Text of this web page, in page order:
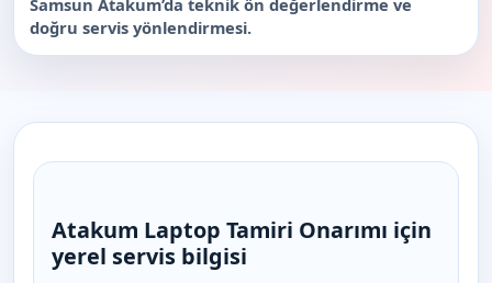
doğru servis yönlendirmesi.
Atakum Laptop Tamiri Onarımı için
yerel servis bilgisi